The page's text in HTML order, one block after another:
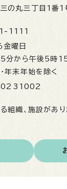
の丸三丁目1番1
1111
金曜日
分から午後5時
年末年始を除く
組織、施設があ